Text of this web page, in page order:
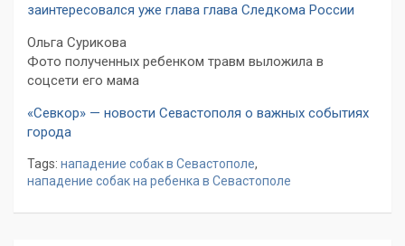
заинтересовался уже глава глава Следкома России
Ольга Сурикова
Фото полученных ребенком травм выложила в
соцсети его мама
«Севкор» — новости Севастополя о важных событиях
города
Tags: нападение собак в Севастополе,
нападение собак на ребенка в Севастополе